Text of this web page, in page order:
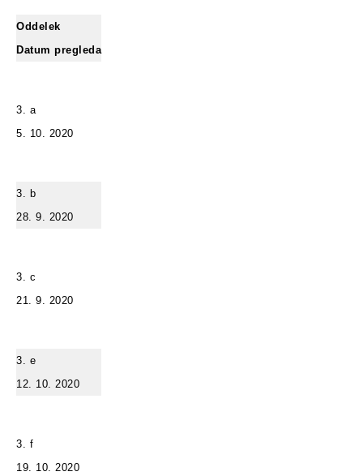
Oddelek
Datum pregleda
3. a
5. 10. 2020
3. b
28. 9. 2020
3. c
21. 9. 2020
3. e
12. 10. 2020
3. f
19. 10. 2020